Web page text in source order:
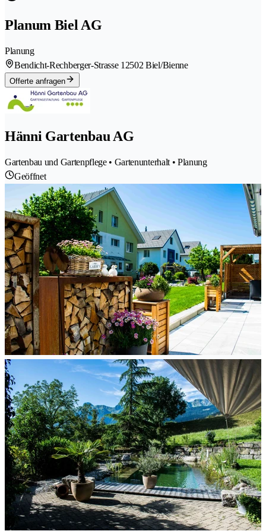
Planum Biel AG
Planung
Bendicht-Rechberger-Strasse 1 2502 Biel/Bienne
Offerte anfragen
Hänni Gartenbau AG
Gartenbau und Gartenpflege • Gartenunterhalt • Planung
Geöffnet